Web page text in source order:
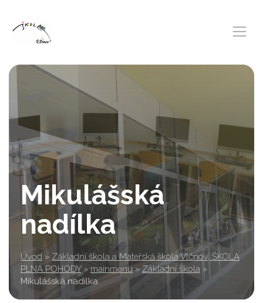
Mikulášská
nadílka
Úvod » Základní škola a Mateřská škola Vlčnov, ŠKOLA
PLNÁ POHODY » mainmenu » Základní škola »
Mikulášská nadílka